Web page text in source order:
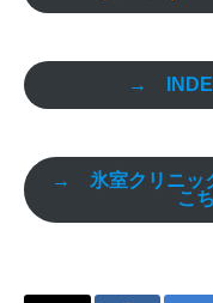
→
→ 氷室クリニッ
こ